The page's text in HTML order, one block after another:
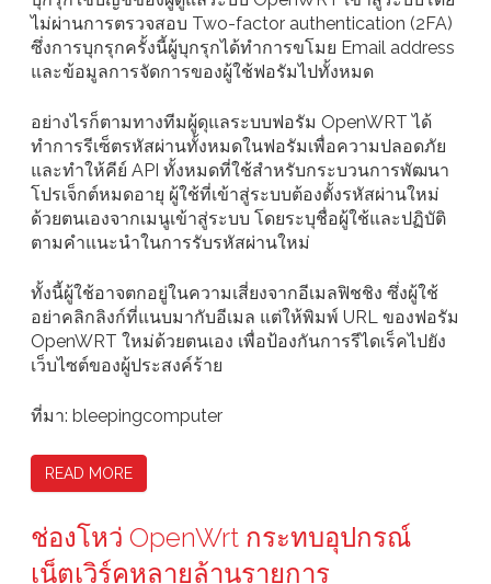
ไม่ผ่านการตรวจสอบ Two-factor authentication (2FA)
ซึ่งการบุกรุกครั้งนี้ผู้บุกรุกได้ทำการขโมย Email address
และข้อมูลการจัดการของผู้ใช้ฟอรัมไปทั้งหมด
อย่างไรก็ตามทางทีมผู้ดุแลระบบฟอรัม OpenWRT ได้
ทำการรีเซ็ตรหัสผ่านทั้งหมดในฟอรัมเพื่อความปลอดภัย
และทำให้คีย์ API ทั้งหมดที่ใช้สำหรับกระบวนการพัฒนา
โปรเจ็กต์หมดอายุ ผู้ใช้ที่เข้าสู่ระบบต้องตั้งรหัสผ่านใหม่
ด้วยตนเองจากเมนูเข้าสู่ระบบ โดยระบุชื่อผู้ใช้และปฏิบัติ
ตามคำแนะนำในการรับรหัสผ่านใหม่
ทั้งนี้ผู้ใช้อาจตกอยู่ในความเสี่ยงจากอีเมลฟิชชิง ซึ่งผู้ใช้
อย่าคลิกลิงก์ที่แนบมากับอีเมล แต่ให้พิมพ์ URL ของฟอรัม
OpenWRT ใหม่ด้วยตนเอง เพื่อป้องกันการรีไดเร็คไปยัง
เว็บไซต์ของผู้ประสงค์ร้าย
ที่มา: bleepingcomputer
READ MORE
ช่องโหว่ OpenWrt กระทบอุปกรณ์
เน็ตเวิร์คหลายล้านรายการ